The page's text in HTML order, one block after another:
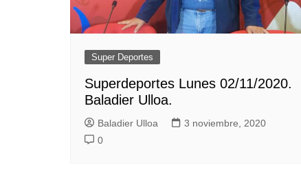
Super Deportes
Superdeportes Lunes 02/11/2020.
Baladier Ulloa.
Baladier Ulloa
3 noviembre, 2020
0